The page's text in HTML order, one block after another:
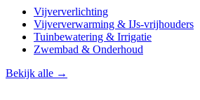
Vijververlichting
Vijververwarming & IJs-vrijhouders
Tuinbewatering & Irrigatie
Zwembad & Onderhoud
Bekijk alle →